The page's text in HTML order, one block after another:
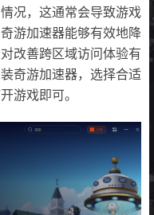
况，这通常会导致游戏
游加速器能够有效地降
改善跨区域访问体验有
奇游加速器，选择合适
游戏即可。